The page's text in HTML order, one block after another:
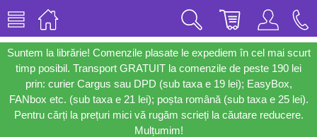
Suntem la librărie! Comenzile plasate le expediem în cel mai scurt
timp posibil. Transport GRATUIT la comenzile de peste 190 lei
prin: curier Cargus sau DPD (sub taxa e 19 lei); EasyBox,
FANbox etc. (sub taxa e 21 lei); poșta română (sub taxa e 25 lei).
Pentru cărți la prețuri mici vă rugăm scrieți la căutare reducere.
Mulțumim!